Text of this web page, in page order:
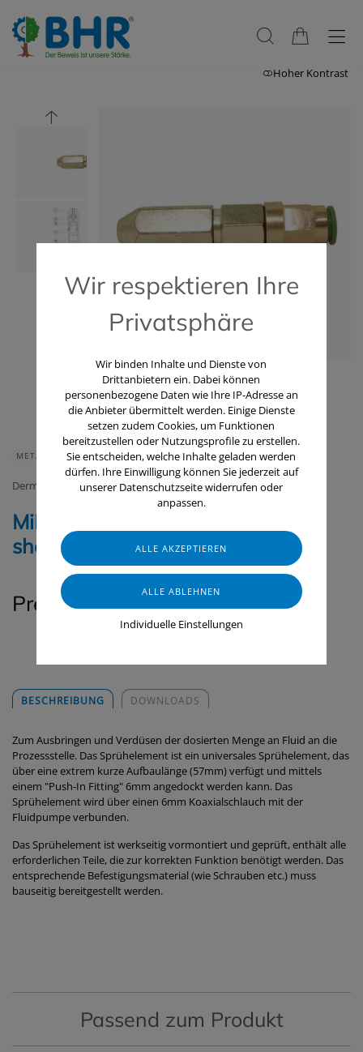
Hoher Kontrast
METALLVERARBEITUNG
Derma Protect Internat. GmbH
MiMeSch, Spezialsprühelement,
short length, push-in 6mm
Preis auf Anfrage
BESCHREIBUNG DOWNLOADS
Zum Ausbringen und Verdüsen der dosierten Menge an Fluid an die
Prozessstelle. Das Sprühelement ist ein universales Sprühelement, das
über eine extrem kurze Aufbaulänge (57mm) verfügt und mittels
einem "Push-In Fitting" 6mm angedockt werden kann. Das
Sprühelement wird über einen 6mm Koaxialschlauch mit der
Fluidpumpe verbunden.
Das Sprühelement ist werkseitig vormontiert und geprüft, enthält alle
erforderlichen Teile, die zur korrekten Funktion benötigt werden. Das
entsprechende Befestigungsmaterial (wie Schrauben etc.) muss
bauseitig bereitgestellt werden.
Passend zum Produkt
Wir respektieren Ihre
Privatsphäre
Wir binden Inhalte und Dienste von
Drittanbietern ein. Dabei können
personenbezogene Daten wie Ihre IP-Adresse an
die Anbieter übermittelt werden. Einige Dienste
setzen zudem Cookies, um Funktionen
bereitzustellen oder Nutzungsprofile zu erstellen.
Sie entscheiden, welche Inhalte geladen werden
dürfen. Ihre Einwilligung können Sie jederzeit auf
unserer Datenschutzseite widerrufen oder
anpassen.
Individuelle Einstellungen